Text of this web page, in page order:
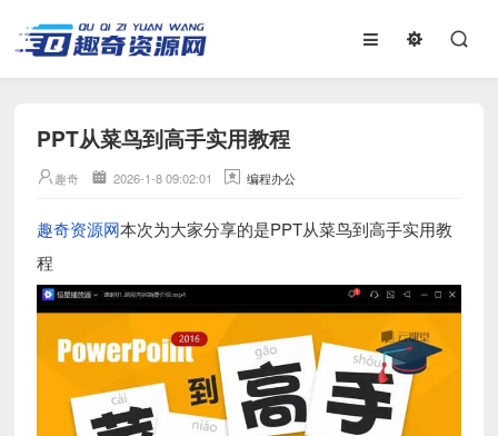
PPT从菜鸟到高手实用教程
趣奇 2026-1-8 09:02:01 编程办公
趣奇资源网本次为大家分享的是PPT从菜鸟到高手实用教
程